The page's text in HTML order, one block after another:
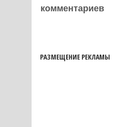
комментариев
РАЗМЕЩЕНИЕ РЕКЛАМЫ